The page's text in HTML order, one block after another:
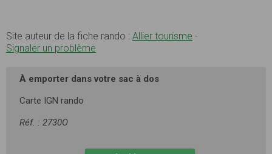
Site auteur de la fiche rando : Allier tourisme -
Signaler un problème
À emporter dans votre sac à dos
Carte IGN rando
Réf. : 2730O